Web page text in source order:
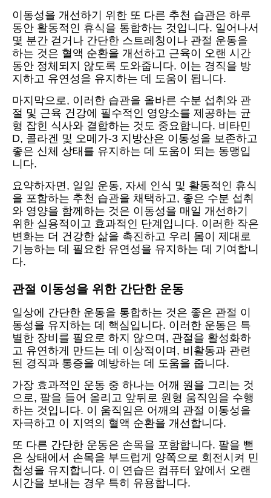
이동성을 개선하기 위한 또 다른 추천 습관은 하루
동안 활동적인 휴식을 통합하는 것입니다. 일어나서
몇 분간 걷거나 간단한 스트레칭이나 관절 운동을
하는 것은 혈액 순환을 개선하고 근육이 오랜 시간
동안 정체되지 않도록 도와줍니다. 이는 경직을 방
지하고 유연성을 유지하는 데 도움이 됩니다.
마지막으로, 이러한 습관을 올바른 수분 섭취와 관
절 및 근육 건강에 필수적인 영양소를 제공하는 균
형 잡힌 식사와 결합하는 것도 중요합니다. 비타민
D, 콜라겐 및 오메가-3 지방산은 이동성을 보존하고
좋은 신체 상태를 유지하는 데 도움이 되는 동맹입
니다.
요약하자면, 일일 운동, 자세 인식 및 활동적인 휴식
을 포함하는 추천 습관을 채택하고, 좋은 수분 섭취
와 영양을 함께하는 것은 이동성을 매일 개선하기
위한 실용적이고 효과적인 단계입니다. 이러한 작은
변화는 더 건강한 삶을 촉진하고 우리 몸이 제대로
기능하는 데 필요한 유연성을 유지하는 데 기여합니
다.
관절 이동성을 위한 간단한 운동
일상에 간단한 운동을 통합하는 것은 좋은 관절 이
동성을 유지하는 데 핵심입니다. 이러한 운동은 특
별한 장비를 필요로 하지 않으며, 관절을 활성화하
고 유연하게 만드는 데 이상적이며, 비활동과 관련
된 경직과 통증을 예방하는 데 도움을 줍니다.
가장 효과적인 운동 중 하나는 어깨 원을 그리는 것
으로, 팔을 들어 올리고 앞뒤로 원형 움직임을 수행
하는 것입니다. 이 움직임은 어깨의 관절 이동성을
자극하고 이 지역의 혈액 순환을 개선합니다.
또 다른 간단한 운동은 손목을 포함합니다. 팔을 뻗
은 상태에서 손목을 부드럽게 양쪽으로 회전시켜 민
첩성을 유지합니다. 이 연습은 컴퓨터 앞에서 오랜
시간을 보내는 경우 특히 유용합니다.